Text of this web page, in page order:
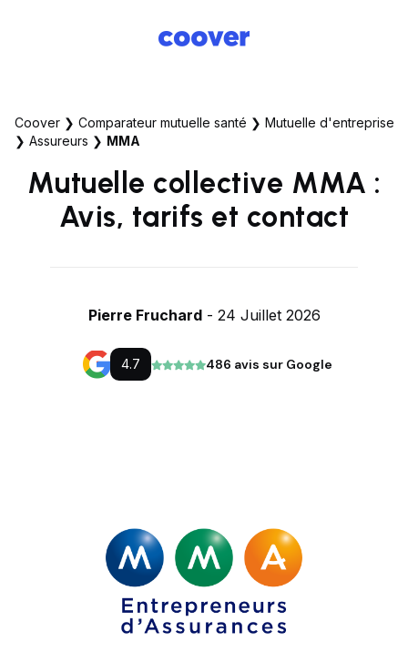
Coover ❯ Comparateur mutuelle santé ❯ Mutuelle d'entreprise
❯ Assureurs ❯ MMA
Mutuelle collective MMA :
Avis, tarifs et contact
Pierre Fruchard- 24 Juillet 2026
4.7 486 avis sur Google